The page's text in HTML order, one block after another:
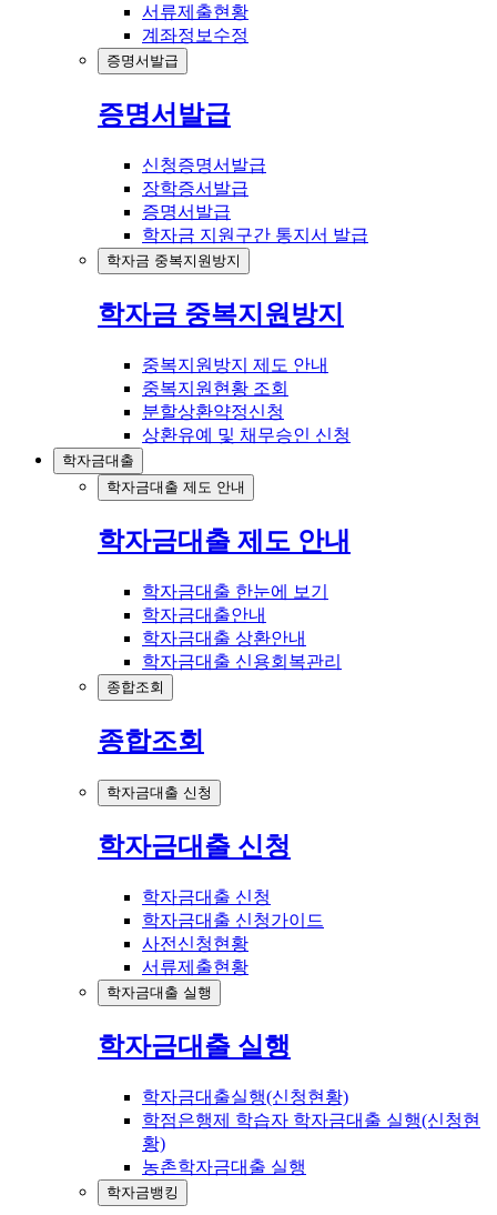
서류제출현황
계좌정보수정
증명서발급
증명서발급
신청증명서발급
장학증서발급
증명서발급
학자금 지원구간 통지서 발급
학자금 중복지원방지
학자금 중복지원방지
중복지원방지 제도 안내
중복지원현황 조회
분할상환약정신청
상환유예 및 채무승인 신청
학자금대출
학자금대출 제도 안내
학자금대출 제도 안내
학자금대출 한눈에 보기
학자금대출안내
학자금대출 상환안내
학자금대출 신용회복관리
종합조회
종합조회
학자금대출 신청
학자금대출 신청
학자금대출 신청
학자금대출 신청가이드
사전신청현황
서류제출현황
학자금대출 실행
학자금대출 실행
학자금대출실행(신청현황)
학점은행제 학습자 학자금대출 실행(신청현
황)
농촌학자금대출 실행
학자금뱅킹